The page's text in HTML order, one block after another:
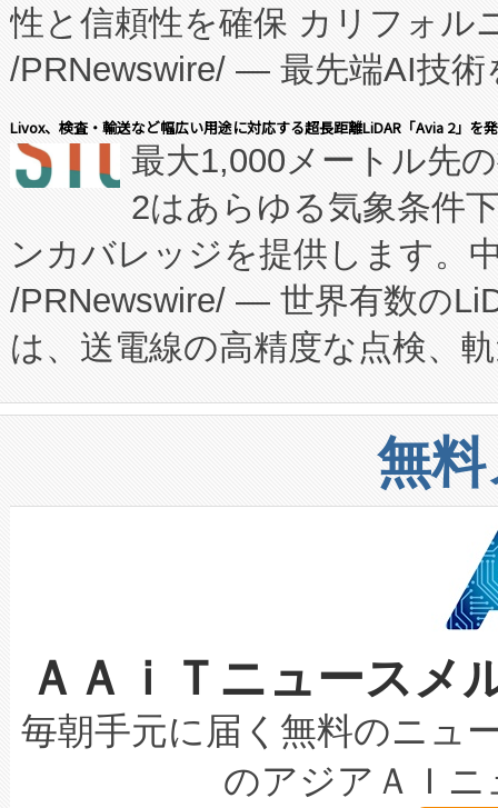
に、患者やサプライチェーン
キー方式で拡張性が高く、持
す。FCCM‑を活用した現地生
患者にとっての費用負担を大
のアクセスを大幅に拡大する
Fully-Connected Continuous
プログラムには、施設設計・
に関する技術移転および知的
構造化トレーニングカリキュ
上げおよび商用化段階におけ
設備整備および立ち上げ調整
加組織は、Enzeneのバイオ
選定された製品について、自
取得できる可能性もあります
設には、3億～4億ドルかか
最高経営責任者（CEO）であ
す。「当社のfully-connected
性と信頼性を確保 カリフォル
/PRNewswire/ — 最先端AI技術
会社エーアイ・アンド：本社
President原信平）と、エンタ
ードするVoltaiqは、日本にあ
ーエネルギー貯蔵システム（
た。 Voltaiq独自のAI搭載プラ
定、統合、導入、運用に至る
安全性を追跡し、確保する事
増加しているデータセンター
る電力網に大きな負担をかけ
事業者の負担軽減という課題
系統連系を迅速にし、ピーク
限を超えて利用可能な電力容
持できるよう貢献します。こ
ービスレベル契約（SLA）違
テリー性能の劣化によるダウ
Livox、検査・輸送など幅広い用途に対応する超長距離LiDAR「Avia 2」を
最大1,000メートル先
2はあらゆる気象条件
ンカバレッジを提供します。
/PRNewswire/ — 世界有数の
は、送電線の高精度な点検、
や穀物倉庫におけるバルク材
リューション「Avia 2」を発
したAvia 2は、1,000メート
狭視野のFOVを切り替えるこ
ケーブル、枝などの細かな対
なレーザースポットにより、
な環境下でも豊かなディテー
キロメートル範囲を検出
LiDAR for Inspections,
無
ＡＡｉＴニュース
毎朝手元に届く無料のニュ
のアジアＡＩ